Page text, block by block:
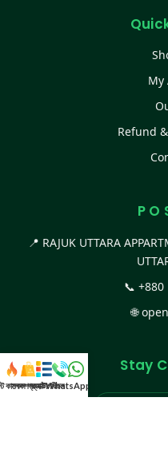
My
Refund
P O
📍 RAJUK UTTARA
📞 +880
🌐
Stay
কালেকশন
সকল প্রডাক্টক্যাটাগরিকল
WhatsApp করুন